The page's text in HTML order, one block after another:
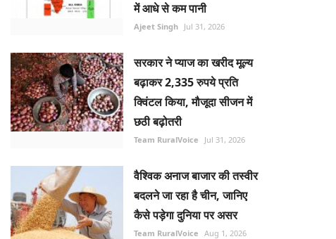
में आधे से कम पानी
Ajeet Singh Jul 31, 2026
सरकार ने प्याज का खरीद मूल्य
बढ़ाकर 2,335 रुपये प्रति
क्विंटल किया, मौजूदा सीजन में
छठी बढ़ोतरी
Team RuralVoice Jul 31, 2026
वैश्विक अनाज बाजार की तस्वीर
बदलने जा रहा है चीन, जानिए
कैसे पड़ेगा दुनिया पर असर
Team RuralVoice Aug 1, 2026